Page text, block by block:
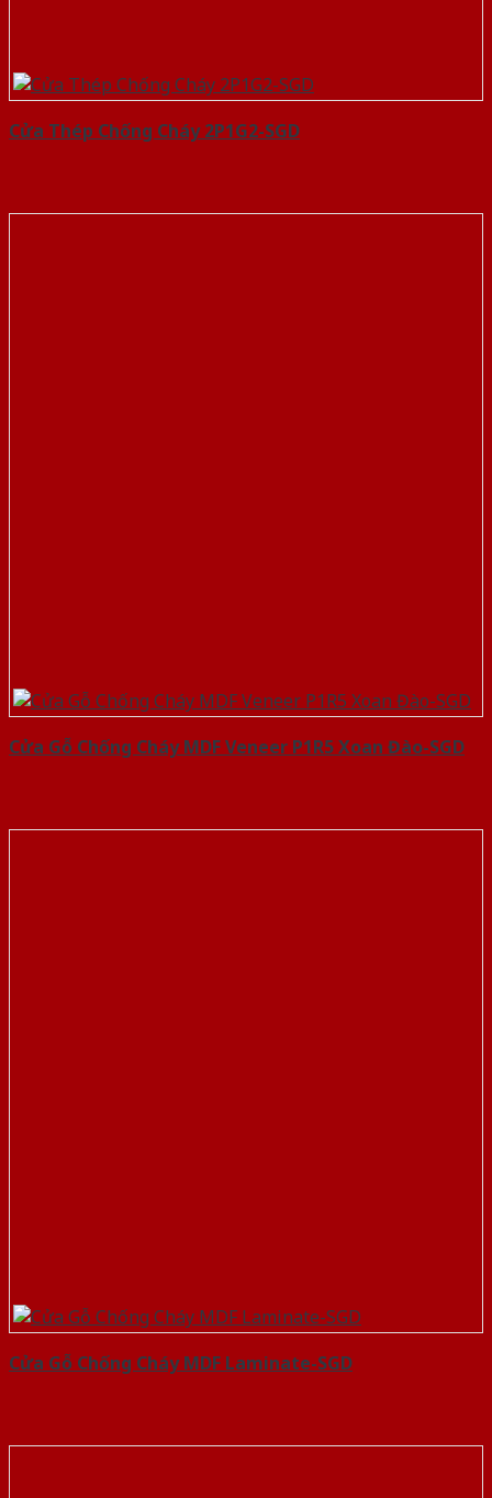
Cửa Thép Chống Cháy 2P1G2-SGD
Cửa Gỗ Chống Cháy MDF Veneer P1R5 Xoan Đào-SGD
Cửa Gỗ Chống Cháy MDF Laminate-SGD